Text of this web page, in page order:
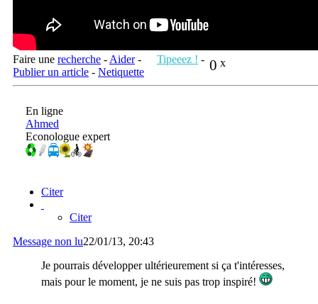
0 x
Faire une recherche - Aider- Tipeeez ! -
Publier un article - Netiquette
En ligne
Ahmed
Econologue expert
Citer
Citer
Message non lu22/01/13, 20:43
Je pourrais développer ultérieurement si ça t'intéresses,
mais pour le moment, je ne suis pas trop inspiré!